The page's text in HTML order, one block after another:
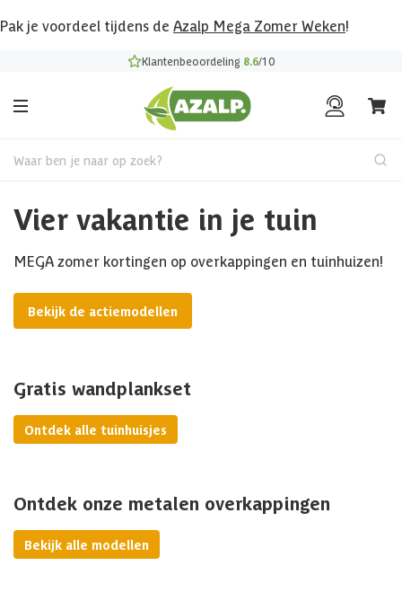
Pak je voordeel tijdens de Azalp Mega Zomer Weken!
Klantenbeoordeling 8.6/10
Waar ben je naar op zoek?
Vier vakantie in je tuin
MEGA zomer kortingen op overkappingen en tuinhuizen!
Bekijk de actiemodellen
Gratis wandplankset
Ontdek alle tuinhuisjes
Ontdek onze metalen overkappingen
Bekijk alle modellen